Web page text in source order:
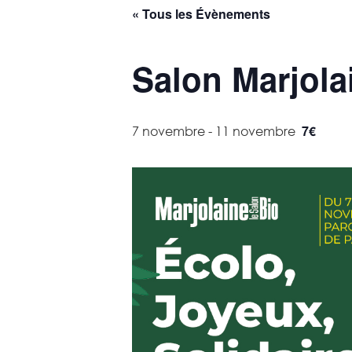
« Tous les Évènements
Salon
7 novembre- 11 novembre 7€